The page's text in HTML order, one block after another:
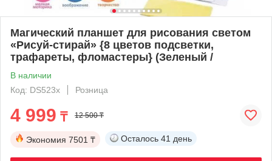
Магический планшет для рисования светом
«Рисуй-стирай» {8 цветов подсветки,
трафареты, фломастеры} (Зеленый /
В наличии
Код: DS523x
Розница
4 999 ₸ 12 500 ₸
Экономия 7501 ₸ Осталось 41 день